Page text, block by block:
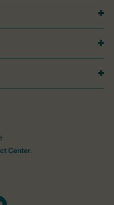
Center.